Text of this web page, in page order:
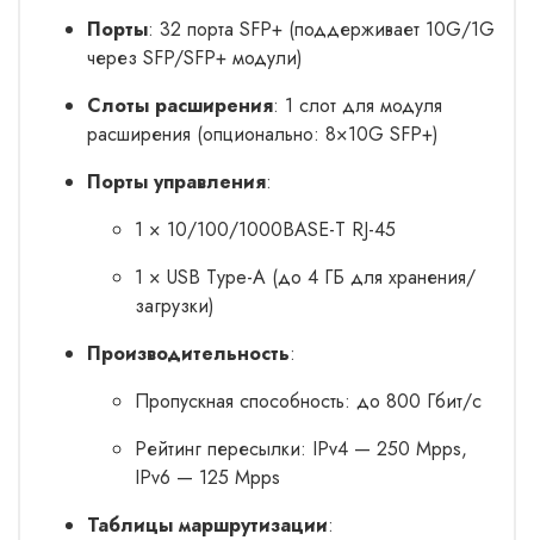
Порты: 32 порта SFP+ (поддерживает 10G/1G
через SFP/SFP+ модули)
Слоты расширения: 1 слот для модуля
расширения (опционально: 8×10G SFP+)
Порты управления:
1 × 10/100/1000BASE-T RJ-45
1 × USB Type-A (до 4 ГБ для хранения/
загрузки)
Производительность:
Пропускная способность: до 800 Гбит/с
Рейтинг пересылки: IPv4 — 250 Mpps,
IPv6 — 125 Mpps
Таблицы маршрутизации: